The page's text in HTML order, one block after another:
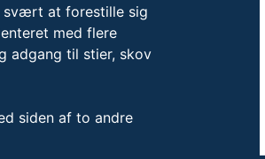
svært at forestille sig
med flere
adgang til stier, skov
siden af to andre